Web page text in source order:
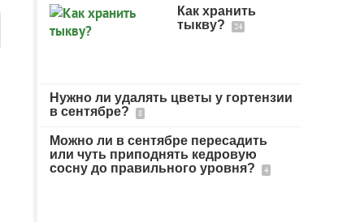
Как хранить
тыкву?
24
Нужно ли удалять цветы у гортензии
в сентябре?
8
Можно ли в сентябре пересадить
или чуть приподнять кедровую
сосну до правильного уровня?
4